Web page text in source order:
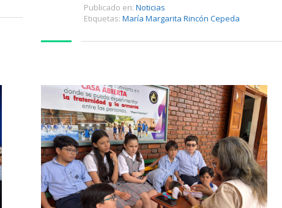
Publicado en: Noticias
Etiquetas: María Margarita Rincón Cepeda